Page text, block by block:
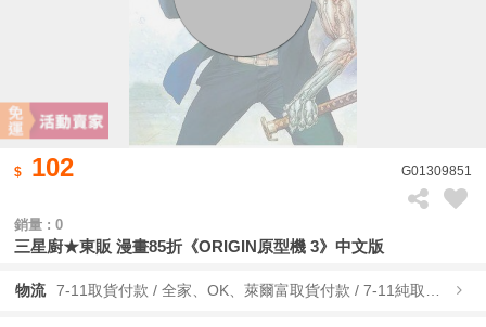
102 G01309851
銷量 : 0
三星廚★東販 漫畫85折《ORIGIN原型機 3》中文版
物流